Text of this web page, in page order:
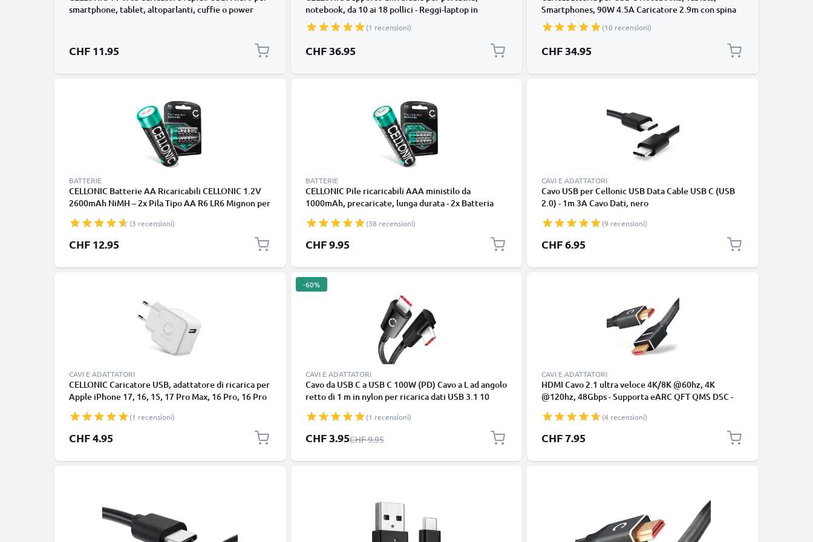
smartphone, tablet, altoparlanti, cuffie o power
CHF 11.95
notebook, da 10 ai 18 pollici - Reggi-laptop in
alluminio resistente e piacevole al tatto - Stand
stabile e robusto da 26*22*14 cm
(1 recensioni)
CHF 36.95
Smartphones, 90W 4.5A Caricatore 2.9m con spina
europea
(10 recensioni)
CHF 34.95
BATTERIE
CELLONIC Batterie AA Ricaricabili CELLONIC 1.2V
2600mAh NiMH – 2x Pila Tipo AA R6 LR6 Mignon per
(3 recensioni)
CHF 12.95
BATTERIE
CELLONIC Pile ricaricabili AAA ministilo da
1000mAh, precaricate, lunga durata - 2x Batteria
aaa
(38 recensioni)
CHF 9.95
CAVI E ADATTATORI
Cavo USB per Cellonic USB Data Cable USB C (USB
2.0) - 1m 3A Cavo Dati, nero
(9 recensioni)
CHF 6.95
CAVI E ADATTATORI
CELLONIC Caricatore USB, adattatore di ricarica per
Apple iPhone 17, 16, 15, 17 Pro Max, 16 Pro, 16 Pro
Pro Samsung Galaxy S24, S25 Ultra, S25, S24 Ultra
Google Pixel 9 0.7A x1 / 0.5A x2, colore bianco
(1 recensioni)
CHF 4.95
-60%
CAVI E ADATTATORI
Cavo da USB C a USB C 100W (PD) Cavo a L ad angolo
retto di 1 m in nylon per ricarica dati USB 3.1 10
GPS, altoparlante e altro ancora
(1 recensioni)
Prezzo speciale
CHF 3.95Prezzo normale
CHF 9.95
CAVI E ADATTATORI
HDMI Cavo 2.1 ultra veloce 4K/8K @60hz, 4K
@120hz, 48Gbps - Supporta eARC QFT QMS DSC -
lunghezza ideale per casse, tv HD, PS4, PS5, Xbox,
Switch e soundbar
(4 recensioni)
CHF 7.95